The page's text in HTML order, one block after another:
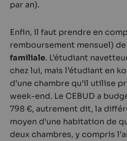
par an).
Enfin, il faut prendre en
remboursement mensuel) de
familiale. L’étudiant
chez lui, mais l’étudiant en
d’une chambre qu’il utilise
week-end. Le CEBUD a
798 €, autrement dit, la
moyen d’une habitation de
deux chambres, y compris